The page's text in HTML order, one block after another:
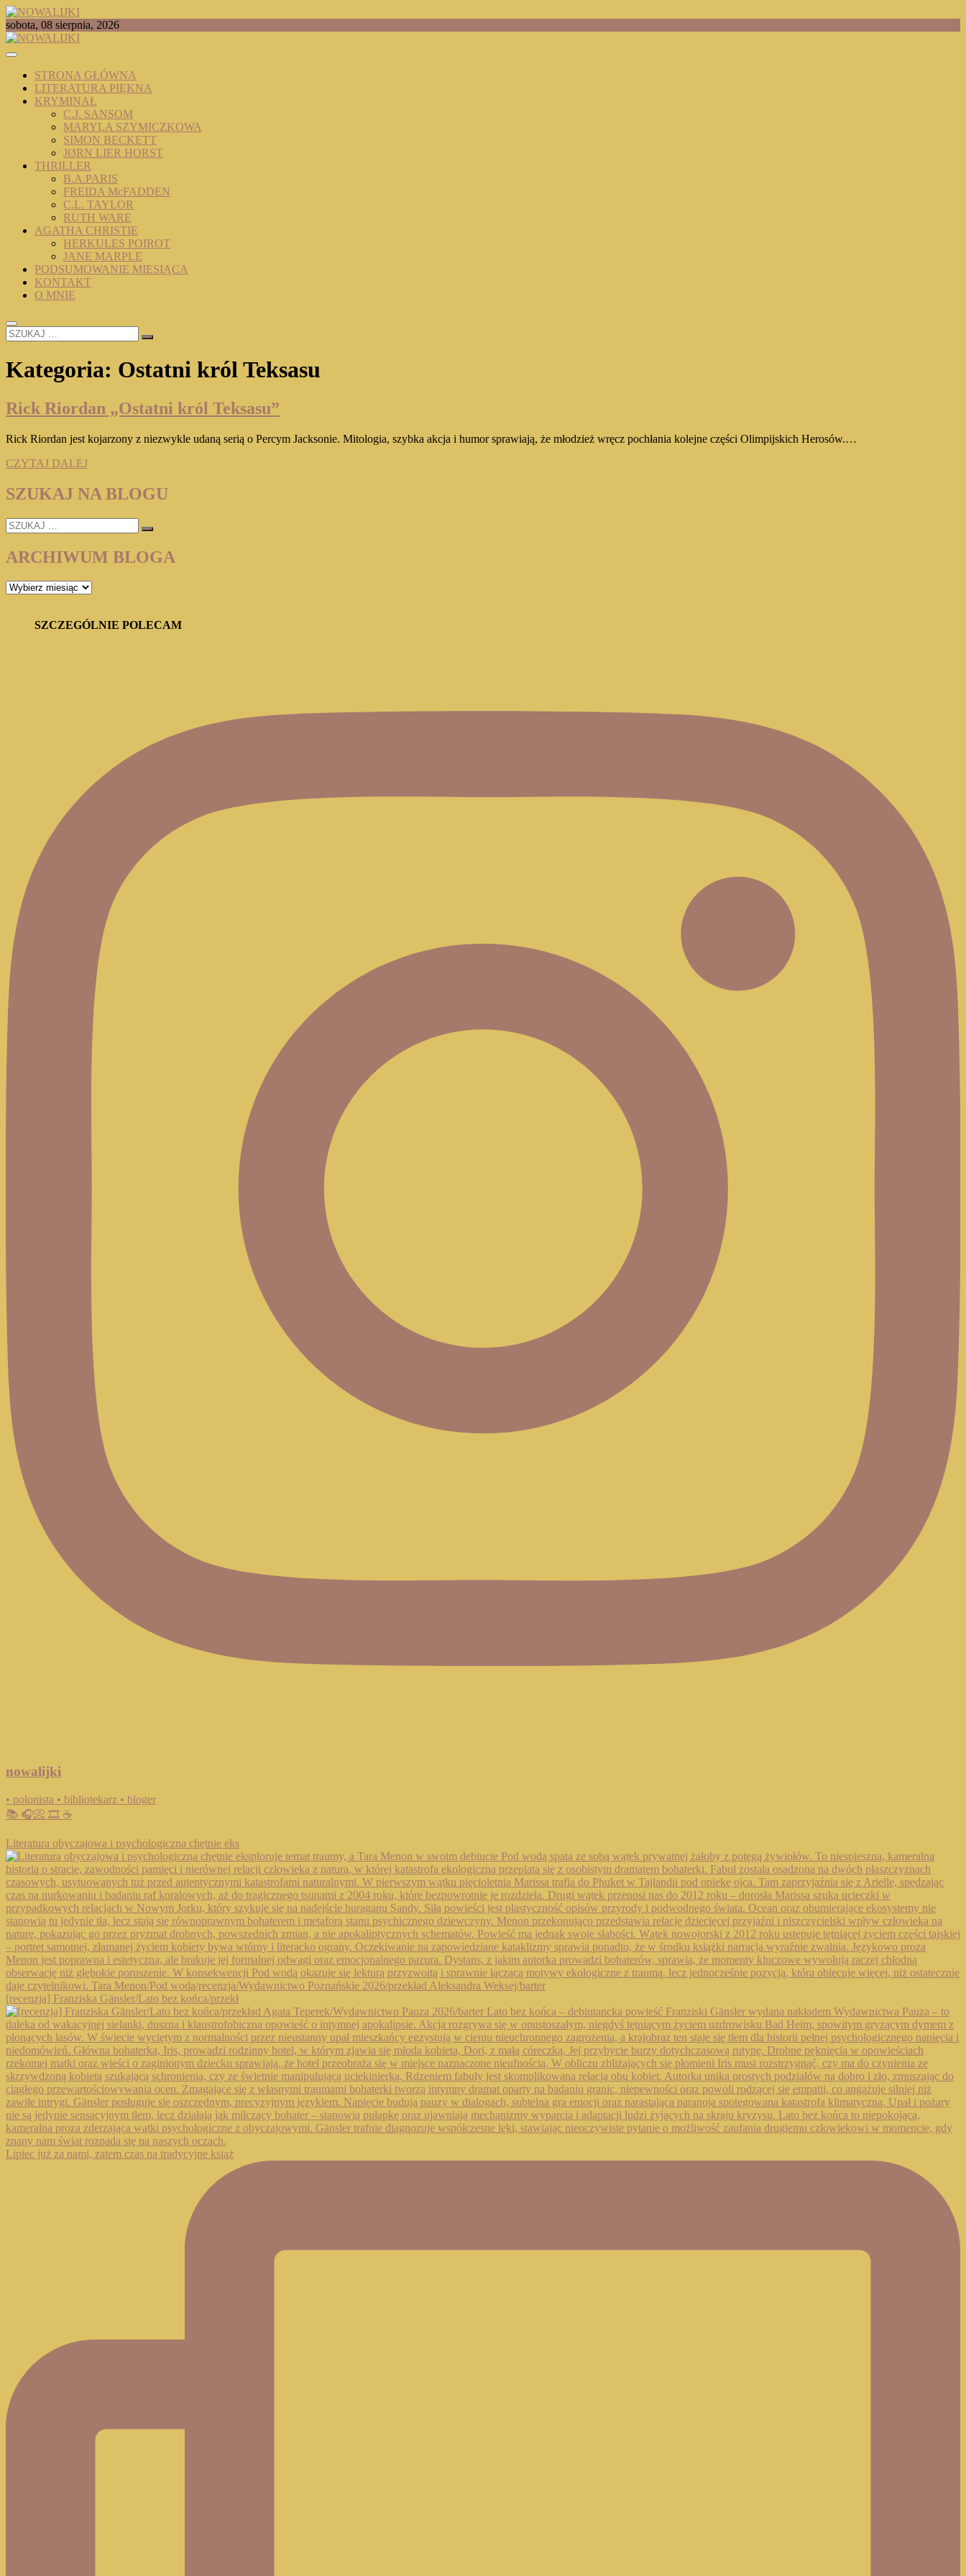
Skip
to
content
NOWALIJKI
TOMASZ RADOCHOŃSKI PISZE O KSIĄŻKACH
sobota, 08 sierpnia, 2026
STRONA GŁÓWNA
LITERATURA PIĘKNA
KRYMINAŁ
C.J. SANSOM
MARYLA SZYMICZKOWA
SIMON BECKETT
JØRN LIER HORST
THRILLER
B.A.PARIS
FREIDA McFADDEN
C.L. TAYLOR
RUTH WARE
AGATHA CHRISTIE
HERKULES POIROT
JANE MARPLE
PODSUMOWANIE MIESIĄCA
KONTAKT
O MNIE
SZUKAJ
…
Kategoria: Ostatni król Teksasu
Rick Riordan „Ostatni król Teksasu”
Rick Riordan jest kojarzony z niezwykle udaną serią o Percym Jacksonie. Mitologia, szybka akcja i humor sprawiają, że młodzież wręcz pochłania kolejne części Olimpijskich Herosów.…
CZYTAJ DALEJRick
„Ostatni
król
SZUKAJ NA BLOGU
SZUKAJ
…
ARCHIWUM BLOGA
ARCHIWUM
SZCZEGÓLNIE POLECAM
nowalijki
• polonista • bibliotekarz • bloger
📚 🎧📀 🎞️ ☕️
Literatura obyczajowa i psychologiczna chętnie eks
[recenzja] Franziska Gänsler/Lato bez końca/przekł
Lipiec już za nami, zatem czas na tradycyjne książ